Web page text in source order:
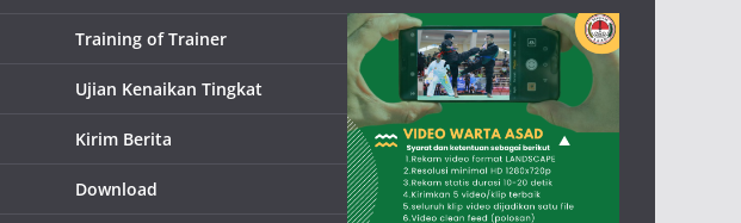
Training of Trainer
Ujian Kenaikan Tingkat
Kirim Berita
Download